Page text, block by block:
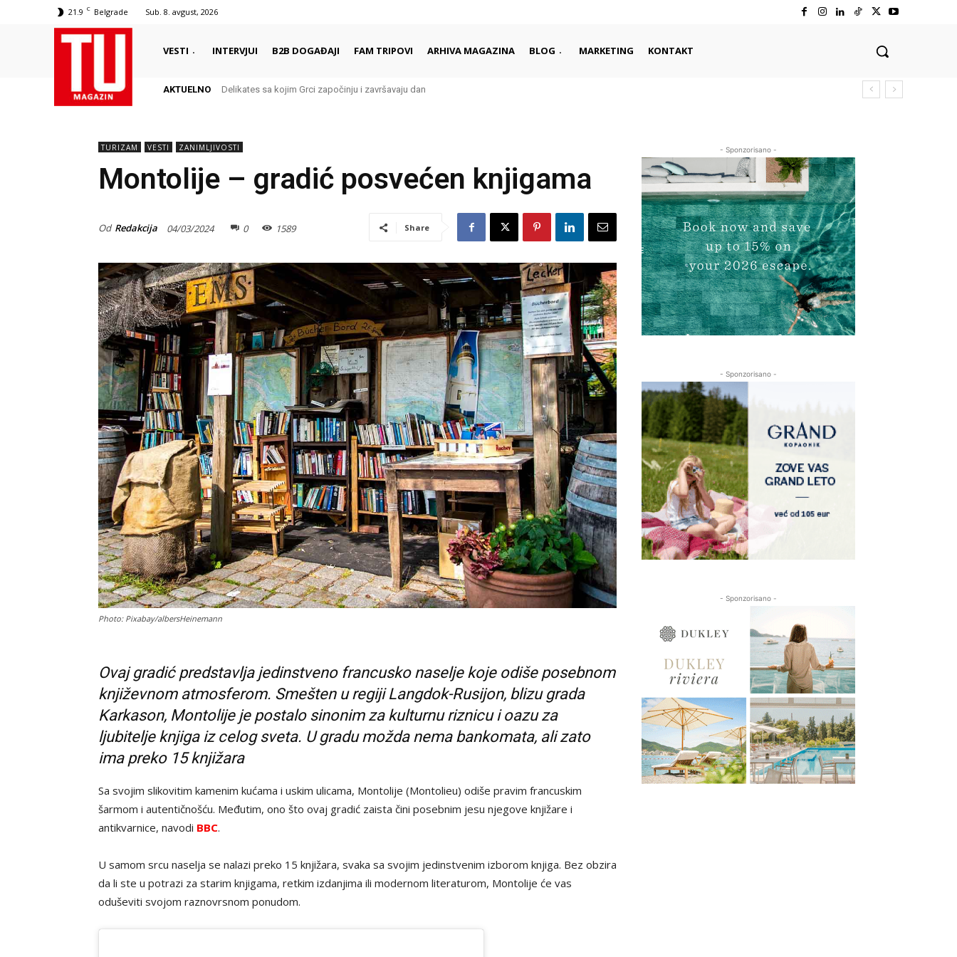
21.9 C Belgrade Sub. 8. avgust, 2026
VESTI INTERVJUI B2B DOGAĐAJI FAM TRIPOVI ARHIVA MAGAZINA BLOG MARKETING KONTAKT
AKTUELNO Delikates sa kojim Grci započinju i završavaju dan
TURIZAM VESTI ZANIMLJIVOSTI
Montolije – gradić posvećen knjigama
Od Redakcija 04/03/2024 0 1589 Share
Photo: Pixabay/albersHeinemann
Ovaj gradić predstavlja jedinstveno francusko naselje koje odiše posebnom
književnom atmosferom. Smešten u regiji Langdok-Rusijon, blizu grada
Karkason, Montolije je postalo sinonim za kulturnu riznicu i oazu za
ljubitelje knjiga iz celog sveta. U gradu možda nema bankomata, ali zato
ima preko 15 knjižara
Sa svojim slikovitim kamenim kućama i uskim ulicama, Montolije (Montolieu) odiše pravim francuskim
šarmom i autentičnošću. Međutim, ono što ovaj gradić zaista čini posebnim jesu njegove knjižare i
antikvarnice, navodi BBC.
U samom srcu naselja se nalazi preko 15 knjižara, svaka sa svojim jedinstvenim izborom knjiga. Bez obzira
da li ste u potrazi za starim knjigama, retkim izdanjima ili modernom literaturom, Montolije će vas
oduševiti svojom raznovrsnom ponudom.
- Sponzorisano -
- Sponzorisano -
- Sponzorisano -